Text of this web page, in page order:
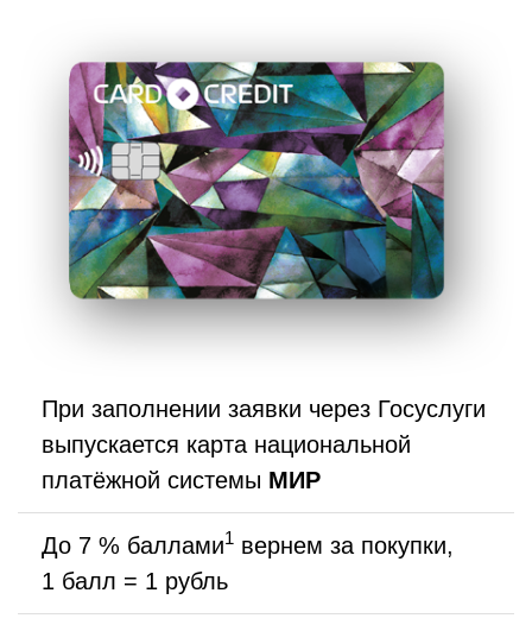
При заполнении заявки через Госуслуги
выпускается карта национальной
платёжной системы МИР
До 7 % баллами1 вернем за покупки,
1 балл = 1 рубль